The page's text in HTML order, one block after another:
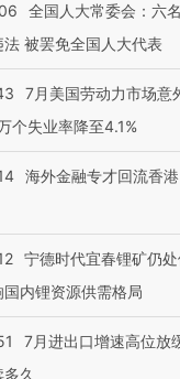
全国人大常委会：六
法 被罢免全国人大代表
7月美国劳动力市场意
个失业率降至4.1%
海外金融专才回流香
宁德时代宜春锂矿仍
国内锂资源供需格局
7月进出口增速高位放
久